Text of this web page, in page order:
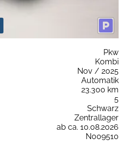
Pkw
Kombi
Nov / 2025
Automatik
23.300 km
5
Schwarz
Zentrallager
ab ca. 10.08.2026
N009510